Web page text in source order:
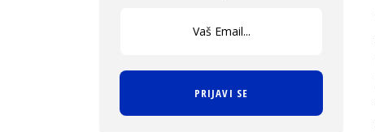
PRIJAVI SE